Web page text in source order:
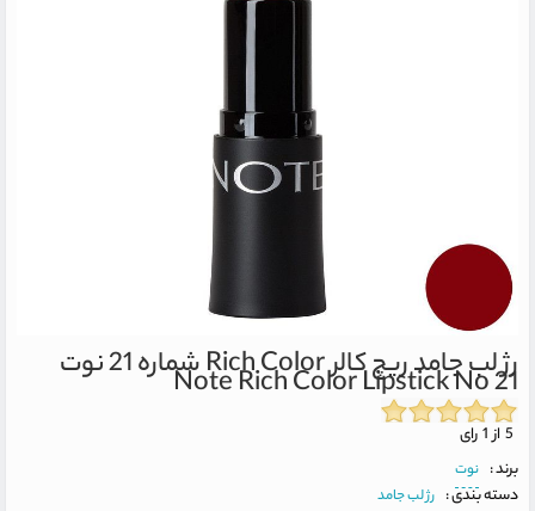
رژ لب جامد ریچ کالر Rich Color شماره 21 نوت
Note Rich Color Lipstick No 21
برند : نوت
دسته بندی : رژ لب جامد